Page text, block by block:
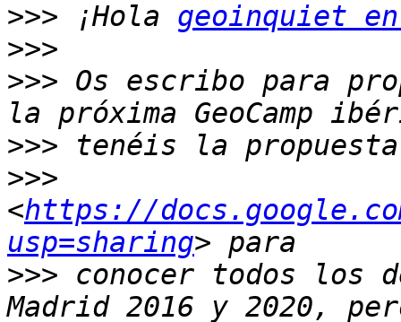
>>> ¡Hola geoinquiet
>>>
>>> Os escribo para
>>>
>>>
<https://docs.google.com/
usp=sharing
>>> conocer todos los